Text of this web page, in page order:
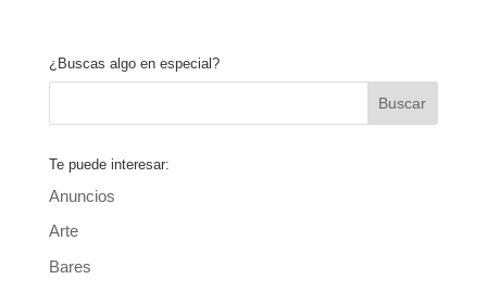
¿Buscas algo en especial?
Te puede interesar:
Anuncios
Arte
Bares